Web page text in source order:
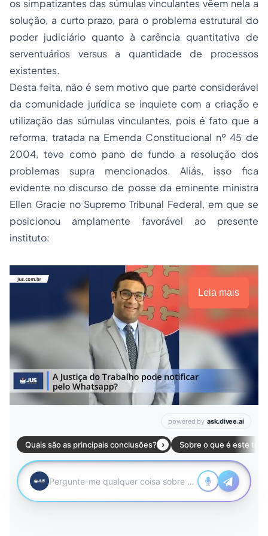
os simpatizantes das súmulas vinculantes vêem nela a
solução, a curto prazo, para o problema estrutural do
poder judiciário quanto à carência quantitativa de
serventuários versusa quantidade de processos
existentes.
Desta feita, não é sem motivo que parte considerável
da comunidade jurídica se inquiete com a criação e
utilização das súmulas vinculantes, pois é fato que a
reforma, tratada na Emenda Constitucional nº 45 de
2004, teve como pano de fundo a resolução dos
problemas supra mencionados. Aliás, isso fica
evidente no discurso de posse da eminente ministra
Ellen Gracie no Supremo Tribunal Federal, em que se
posicionou amplamente favorável ao presente
instituto:
Leia mais